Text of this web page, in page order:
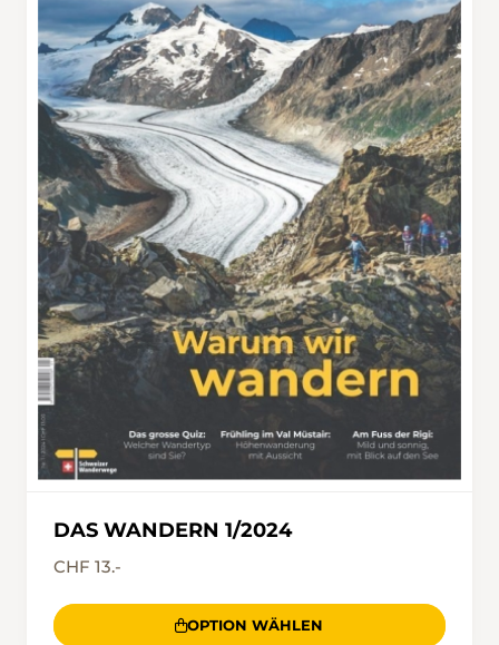
DAS WANDERN 1/2024
CHF 13.-
OPTION WÄHLEN